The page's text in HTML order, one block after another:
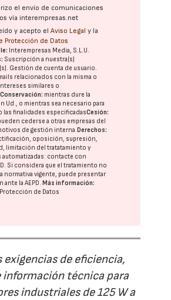
el envío de comunicaciones
vía interempresas.net
y acepto elAviso Legal y la
Protección de Datos
Interempresas Media, S.L.U.
Suscripción a nuestra(s)
Gestión de cuenta de usuario.
relacionados con la misma o
similares o
Conservación: mientras dure la
Ud., o mientras sea necesario para
las finalidades especificadasCesión:
cederse a otras empresas del
de gestión interna.Derechos:
oposición, supresión,
limitación del tratatamiento y
contacte con
. Si considera que el tratamiento no
normativa vigente, puede presentar
ante laAEPD.Más información:
de Datos
exigencias de eficiencia,
información técnica para
industriales de 125 W a